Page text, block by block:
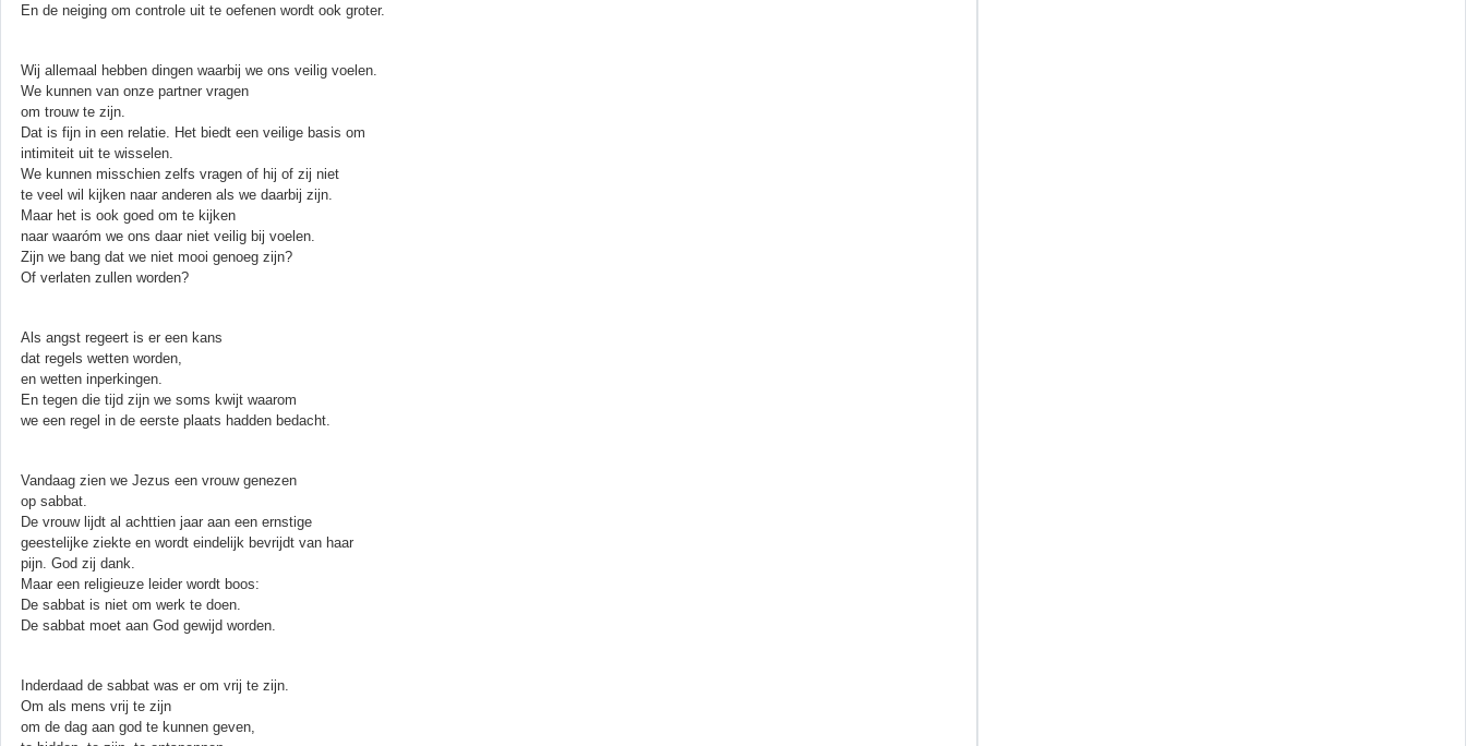
En de neiging om controle uit te oefenen wordt ook groter.
Wij allemaal hebben dingen waarbij we ons veilig voelen.
We kunnen van onze partner vragen
om trouw te zijn.
Dat is fijn in een relatie. Het biedt een veilige basis om
intimiteit uit te wisselen.
We kunnen misschien zelfs vragen of hij of zij niet
te veel wil kijken naar anderen als we daarbij zijn.
Maar het is ook goed om te kijken
naar waaróm we ons daar niet veilig bij voelen.
Zijn we bang dat we niet mooi genoeg zijn?
Of verlaten zullen worden?
Als angst regeert is er een kans
dat regels wetten worden,
en wetten inperkingen.
En tegen die tijd zijn we soms kwijt waarom
we een regel in de eerste plaats hadden bedacht.
Vandaag zien we Jezus een vrouw genezen
op sabbat.
De vrouw lijdt al achttien jaar aan een ernstige
geestelijke ziekte en wordt eindelijk bevrijdt van haar
pijn. God zij dank.
Maar een religieuze leider wordt boos:
De sabbat is niet om werk te doen.
De sabbat moet aan God gewijd worden.
Inderdaad de sabbat was er om vrij te zijn.
Om als mens vrij te zijn
om de dag aan god te kunnen geven,